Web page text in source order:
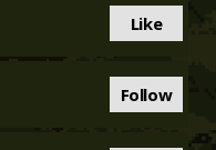
Like
Follow